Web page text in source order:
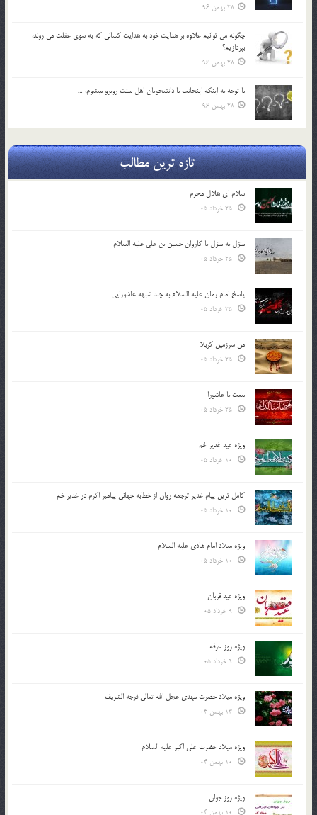
28 بهمن 96
چگونه مي توانيم علاوه بر هدايت خود به هدايت كساني كه به سوي غفلت مي روند،
بپردازيم؟
28 بهمن 96
با توجه به اينكه اينجانب با دانشجويان اهل سنت روبرو مي‎شوم، …
28 بهمن 96
تازه ترین مطالب
سلام ای هلال محرم
منزل به منزل با کاروان حسین بن علی علیه السلام
پاسخ امام زمان علیه السلام به چند شبهه عاشورایی
من سرزمین کربلا
بیعت با عاشورا
ویژه عید غدیر خم
کامل ترین پیام غدیر ترجمه روان از خطابه جهانی پیامبر اکرم در غدیر خم
ویژه میلاد امام هادی علیه السلام
ویژه عید قربان
ویژه روز عرفه
ویژه میلاد حضرت مهدی عجل الله تعالی فرجه الشريف
ویژه میلاد حضرت علی اکبر علیه السلام
ویژه روز جوان